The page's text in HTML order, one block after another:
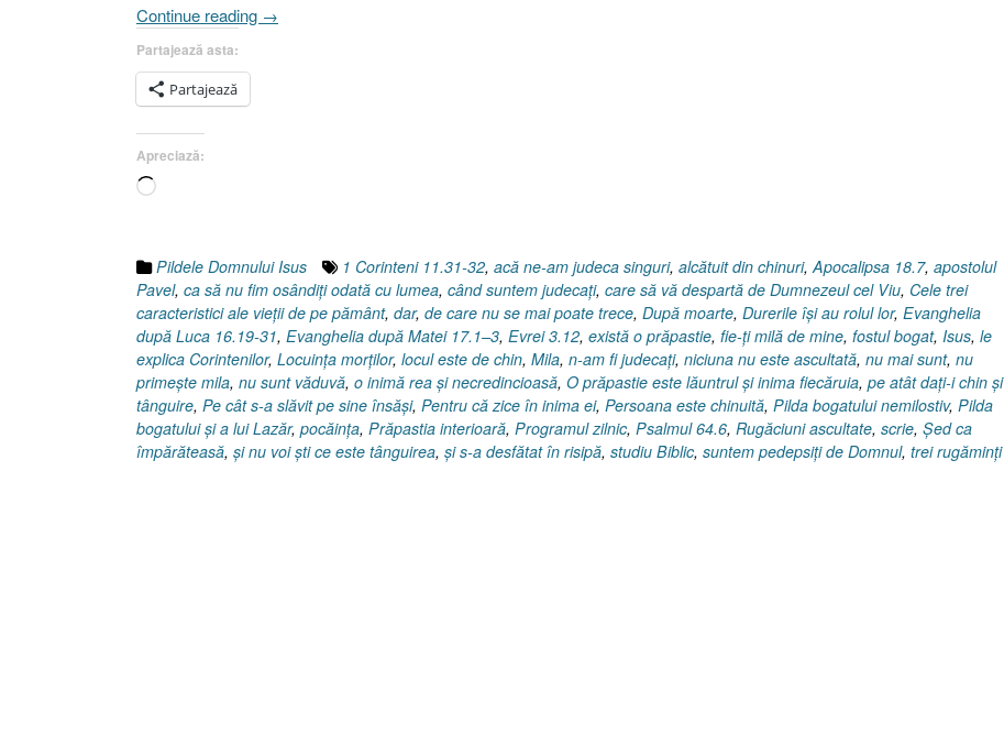
Continue reading „Pilda
→
Partajează asta:
Partajează
Apreciază:
Încarc...
Pildele Domnului Isus 1 Corinteni 11.31-32, acă ne-am judeca singuri, alcătuit din chinuri,Apocalipsa 18.7, apostolul
Pavel, ca să nu fim osândiţi odată cu lumea, când suntem judecaţi, care să vă despartă de Dumnezeul cel Viu, Cele trei
caracteristici ale vieţii de pe pământ, dar, de care nu se mai poate trece, După moarte, Durerile îşi au rolul lor, Evanghelia
după Luca 16.19-31, Evanghelia după Matei 17.1–3, Evrei 3.12, există o prăpastie, fie-ţi milă de mine, fostul bogat, Isus, le
explica Corintenilor, Locuinţa morţilor, locul este de chin, Mila, n-am fi judecaţi, niciuna nu este ascultată, nu mai sunt, nu
primeşte mila, nu sunt văduvă, o inimă rea şi necredincioasă, O prăpastie este lăuntrul şi inima fiecăruia, pe atât daţi-i chin şi
tânguire, Pe cât s-a slăvit pe sine însăşi, Pentru că zice în inima ei, Persoana este chinuită, Pilda bogatului nemilostiv, Pilda
bogatului şi a lui Lazăr, pocăinţa, Prăpastia interioară, Programul zilnic, Psalmul 64.6, Rugăciuni ascultate, scrie, Şed ca
împărăteasă, şi nu voi şti ce este tânguirea, şi s-a desfătat în risipă, studiu Biblic, suntem pedepsiţi de Domnul, trei rugăminţi